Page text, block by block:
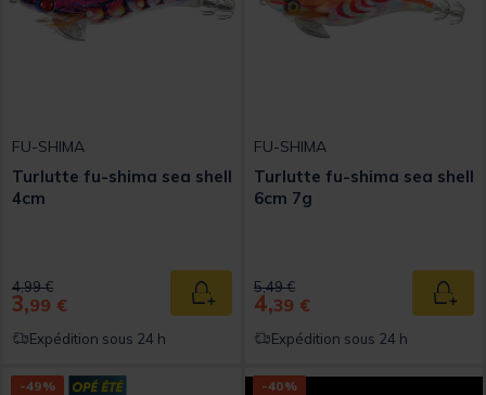
FU-SHIMA
Turlutte fu-shima sea shell
4cm
Price reduced from
4,99 €to
3,99 € Ajouter au panier
Expédition sous 24 h
FU-SHIMA
Turlutte fu-shima sea shell
6cm 7g
Price reduced from
5,49 €to
4,39 €
Expédition sous 24 h
-49% -40%